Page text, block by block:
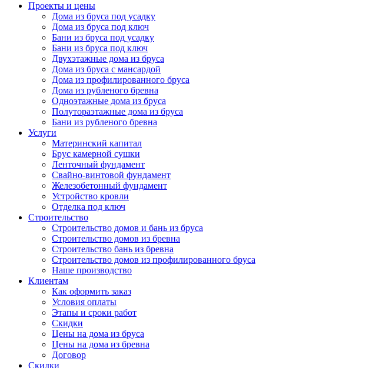
Проекты и цены
Дома из бруса под усадку
Дома из бруса под ключ
Бани из бруса под усадку
Бани из бруса под ключ
Двухэтажные дома из бруса
Дома из бруса с мансардой
Дома из профилированного бруса
Дома из рубленого бревна
Одноэтажные дома из бруса
Полутораэтажные дома из бруса
Бани из рубленого бревна
Услуги
Материнский капитал
Брус камерной сушки
Ленточный фундамент
Свайно-винтовой фундамент
Железобетонный фундамент
Устройство кровли
Отделка под ключ
Строительство
Строительство домов и бань из бруса
Строительство домов из бревна
Строительство бань из бревна
Строительство домов из профилированного бруса
Наше производство
Клиентам
Как оформить заказ
Условия оплаты
Этапы и сроки работ
Скидки
Цены на дома из бруса
Цены на дома из бревна
Договор
Скидки